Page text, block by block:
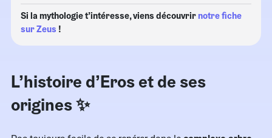
Si la mythologie t’intéresse, viens découvrir notre fiche
sur Zeus !
L’histoire d’Eros et de ses
origines ✨